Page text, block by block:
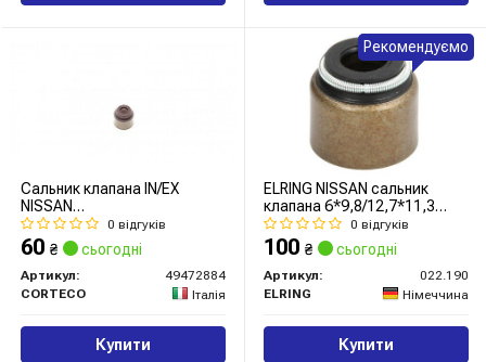
Сальник клапана IN/EX
NISSAN
GA14DE/GA15DE/QG15DE/QG18DE/CG10DE/CG13DE
(вир-во Corteco)
0 відгуків
60 ₴ сьогодні
Артикул:
49472884
CORTECO
Італія
Купити
ELRING NISSAN сальник
клапана 6*9,8/12,7*11,3
Primera 2,0 -02.0 відгуків
100 ₴ сьогодні
Артикул:
022.190
ELRING
Німеччина
Купити
Рекомендуємо